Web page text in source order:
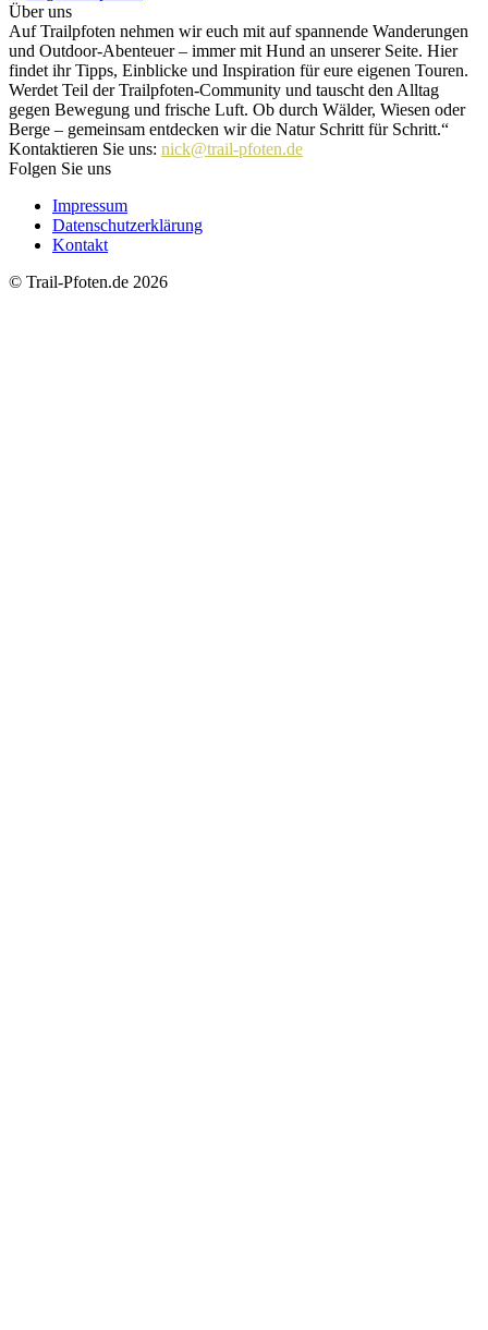
Über uns
Auf Trailpfoten nehmen wir euch mit auf spannende Wanderungen
und Outdoor-Abenteuer – immer mit Hund an unserer Seite. Hier
findet ihr Tipps, Einblicke und Inspiration für eure eigenen Touren.
Werdet Teil der Trailpfoten-Community und tauscht den Alltag
gegen Bewegung und frische Luft. Ob durch Wälder, Wiesen oder
Berge – gemeinsam entdecken wir die Natur Schritt für Schritt.“
Kontaktieren Sie uns: nick@trail-pfoten.de
Folgen Sie uns
Impressum
Datenschutzerklärung
Kontakt
© Trail-Pfoten.de 2026